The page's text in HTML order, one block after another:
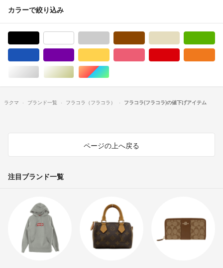
カラーで絞り込み
シルバー/銀色系ゴールド/金色系マルチカラー
ラクマ ブランド一覧 フラコラ（フラコラ） フラコラ(フラコラ)の値下げアイテム
ページの上へ戻る
注目ブランド一覧